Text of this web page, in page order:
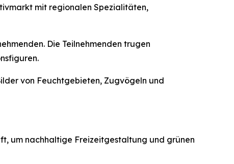
mit regionalen Spezialitäten,
Die Teilnehmenden trugen
von Feuchtgebieten, Zugvögeln und
um nachhaltige Freizeitgestaltung und grünen